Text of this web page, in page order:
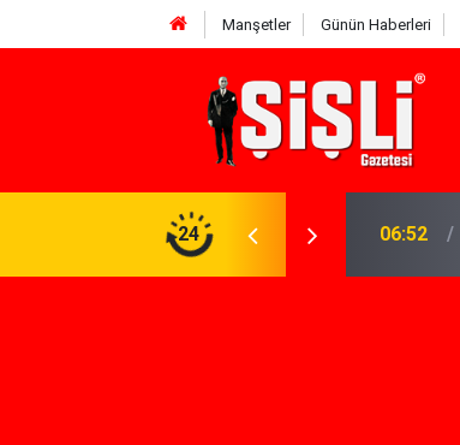
Manşetler Günün Haberleri
24
Gerekenler: Telegram Gruplarında Daha
04:43